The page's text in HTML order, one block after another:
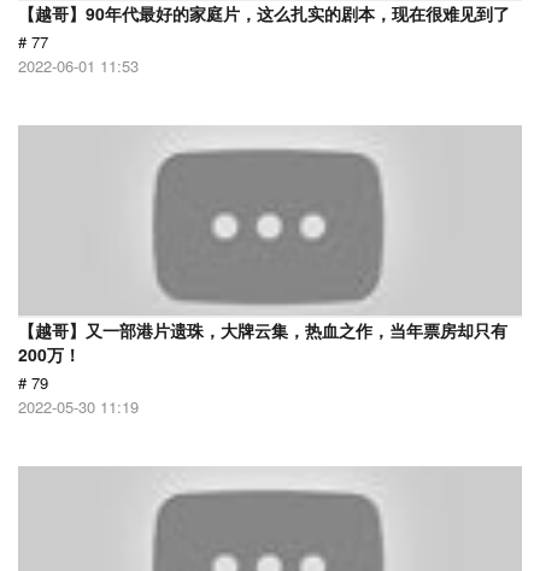
【越哥】90年代最好的家庭片，这么扎实的剧本，现在很难见到了
# 77
2022-06-01 11:53
【越哥】又一部港片遗珠，大牌云集，热血之作，当年票房却只有
200万！
# 79
2022-05-30 11:19